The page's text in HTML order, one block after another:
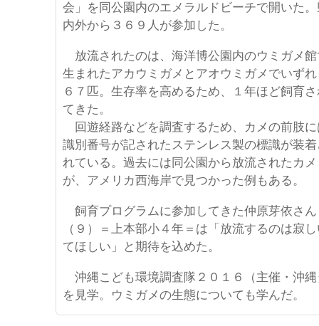
会」を同公園内のエメラルドビーチで開いた。
内外から３６９人が参加した。
放流されたのは、海洋博公園内のウミガメ館
生まれたアカウミガメとアオウミガメでいずれ
６７匹。生存率を高めるため、１年ほど飼育さ
てきた。
回遊経路などを調査するため、カメの前肢に
識別番号が記されたステンレス製の標識が装着
れている。過去には同公園から放流されたカメ
が、アメリカ西海岸で見つかった例もある。
飼育プログラムに参加してきた仲原芽依さん
（９）＝上本部小４年＝は「放流するのは寂
てほしい」と期待を込めた。
沖縄こども環境調査隊２０１６（主催・沖
を見学。ウミガメの生態についても学んだ。